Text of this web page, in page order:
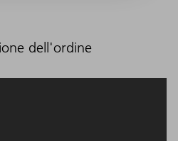
dell'ordine